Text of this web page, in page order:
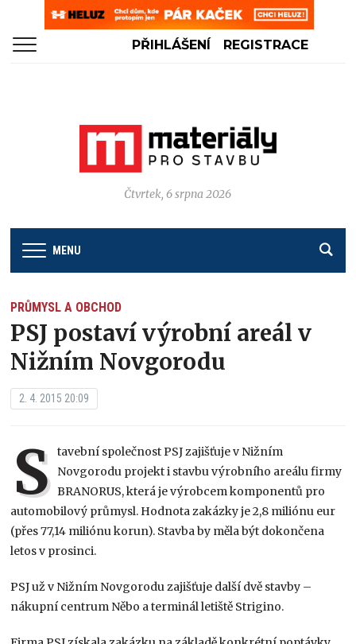
PŘIHLÁŠENÍ REGISTRACE
Čtvrtek, 6 srpna 2026
MENU
PRŮMYSL A OBCHOD
PSJ postaví výrobní areál v
Nižním Novgorodu
2. 4. 2015 20:09
S tavební společnost PSJ zajišťuje v Nižním
Novgorodu projekt i stavbu výrobního areálu firmy
BRANORUS, která je výrobcem komponentů pro
automobilový průmysl. Hodnota zakázky je 2,8 miliónu eur
(přes 77,14 miliónu korun). Stavba by měla být dokončena
letos v prosinci.
PSJ už v Nižním Novgorodu zajišťuje další dvě stavby –
nákupní centrum Něbo a terminál letiště Strigino.